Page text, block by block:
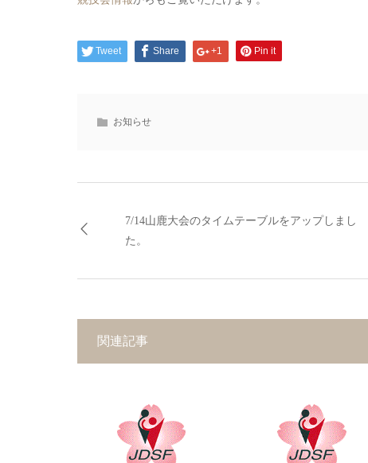
Tweet Share +1 Pin it
お知らせ
7/14山鹿大会のタイムテーブルをアップしまし
た。
関連記事